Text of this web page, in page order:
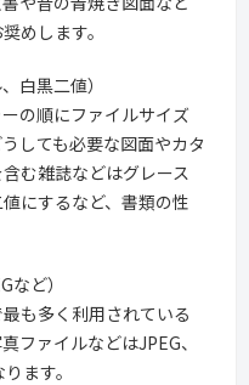
めします。
白黒二値）
の順にファイルサイズ
しても必要な図面やカタ
む雑誌などはグレース
にするなど、書類の性
ど）
も多く利用されている
ファイルなどはJPEG、
ます。